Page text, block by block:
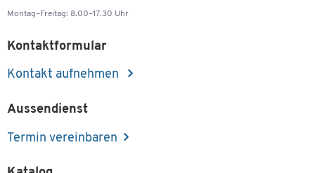
Montag–Freitag: 8.00–17.30 Uhr
Kontaktformular
Kontakt aufnehmen
Aussendienst
Termin vereinbaren